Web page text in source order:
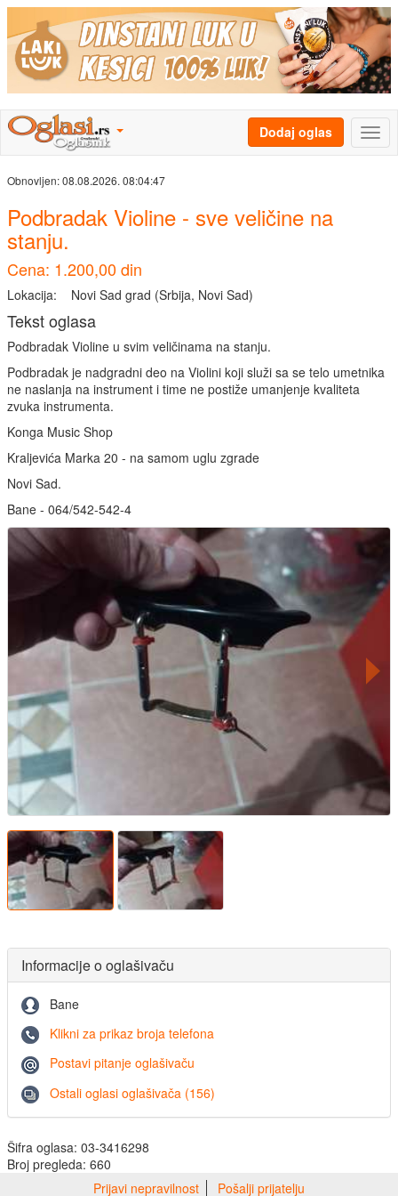
Dodaj oglas
Obnovljen:08.08.2026. 08:04:47
Podbradak Violine - sve veličine na
stanju.
Cena: 1.200,00 din
Lokacija: Novi Sad grad (Srbija, Novi Sad)
Tekst oglasa
Podbradak Violine u svim veličinama na stanju.
Podbradak je nadgradni deo na Violini koji služi sa se telo umetnika
ne naslanja na instrument i time ne postiže umanjenje kvaliteta
zvuka instrumenta.
Konga Music Shop
Kraljevića Marka 20 - na samom uglu zgrade
Novi Sad.
Bane - 064/542-542-4
Informacije o oglašivaču
Bane
Klikni za prikaz broja telefona
Postavi pitanje oglašivaču
Ostali oglasi oglašivača (156)
Šifra oglasa: 03-3416298
Broj pregleda: 660
Prijavi nepravilnost
Pošalji prijatelju